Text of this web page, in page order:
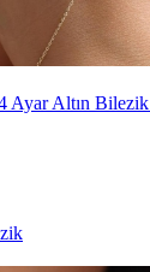
Ayar Altın Bilezik